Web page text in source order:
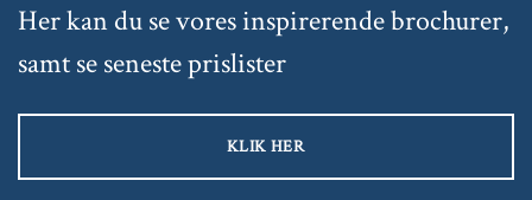
Her kan du se vores inspirerende brochurer,
samt se seneste prislister
KLIK HER